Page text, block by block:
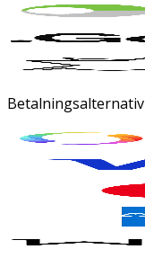
Betalningsalternativ